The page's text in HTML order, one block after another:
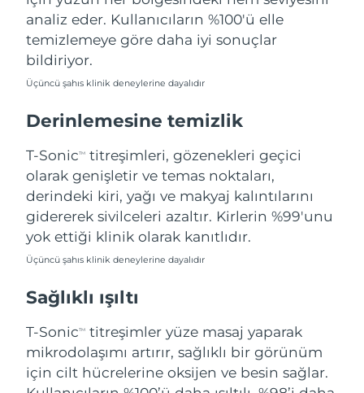
analiz eder. Kullanıcıların %100'ü elle
temizlemeye göre daha iyi sonuçlar
bildiriyor.
Üçüncü şahıs klinik deneylerine dayalıdır
Derinlemesine temizlik
T-SonicTM
titreşimleri, gözenekleri geçici
olarak genişletir ve temas noktaları,
derindeki kiri, yağı ve makyaj kalıntılarını
gidererek sivilceleri azaltır. Kirlerin %99'unu
yok ettiği klinik olarak kanıtlıdır.
Üçüncü şahıs klinik deneylerine dayalıdır
Sağlıklı ışıltı
T-SonicTM
titreşimler yüze masaj yaparak
mikrodolaşımı artırır, sağlıklı bir görünüm
için cilt hücrelerine oksijen ve besin sağlar.
Filipinler Tahmini teslim tarihi
Polonya
Portekiz
Porto Riko Tahmini teslim tarihi
Katar Tahmini teslim tarihi
Reunion Tahmini teslim tarihi
Romanya Tahmini teslim tarihi
Suudi Arabistan
Singapur Tahmini teslim tarihi8/11/26